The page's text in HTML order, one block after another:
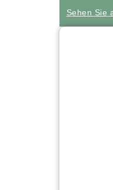
Sehen Sie